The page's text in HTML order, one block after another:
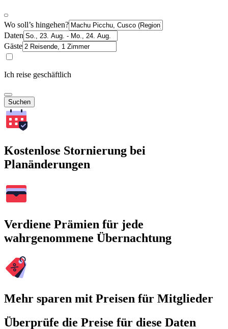
Wo soll’s hingehen?
Daten
Gäste
Ich reise geschäftlich
Suchen
Kostenlose Stornierung bei
Planänderungen
Verdiene Prämien für jede
wahrgenommene Übernachtung
Mehr sparen mit Preisen für Mitglieder
Überprüfe die Preise für diese Daten